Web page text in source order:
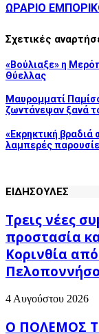
ΩΡΑΡΙΟ
Σχετικές
«Βούλιαξε» η
Θύελλας
Μαυρομματί
ζωντάνεψαν ξανά
«Εκρηκτική βραδιά
λαμπερές
ΕΙΔΗΣΟΥΛΕΣ
Τρεις νέες
προστασία
Κορινθία
4 Αυγούστου 2026
Ο ΠΟΛΕΜΟΣ